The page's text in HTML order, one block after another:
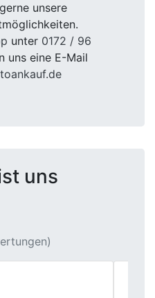
unsere
unter 0172 / 96
uns eine E-Mail
uns